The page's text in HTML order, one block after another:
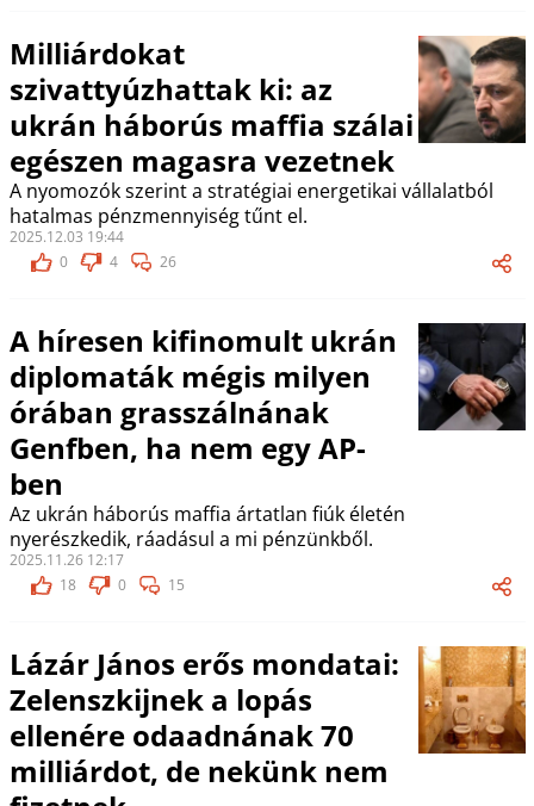
Milliárdokat
szivattyúzhattak ki: az
ukrán háborús maffia szálai
egészen magasra vezetnek
A nyomozók szerint a stratégiai energetikai vállalatból
hatalmas pénzmennyiség tűnt el.
2025.12.03 19:44
0
4 26
A híresen kifinomult ukrán
diplomaták mégis milyen
órában grasszálnának
Genfben, ha nem egy AP-
ben
Az ukrán háborús maffia ártatlan fiúk életén
nyerészkedik, ráadásul a mi pénzünkből.
2025.11.26 12:17
18
0 15
Lázár János erős mondatai:
Zelenszkijnek a lopás
ellenére odaadnának 70
milliárdot, de nekünk nem